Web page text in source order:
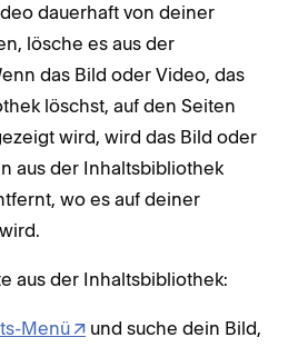
dauerhaft von deiner
lösche es aus der
das Bild oder Video, das
löschst, auf den Seiten
wird, wird das Bild oder
aus der Inhaltsbibliothek
wo es auf deiner
aus der Inhaltsbibliothek:
Menü
und suche dein Bild,